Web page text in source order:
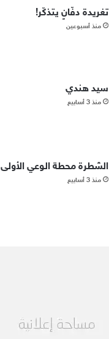
تغريدة دفّانٍ يتذكّر!
منذ أسبوعين
سيد هندي
منذ 3 أسابيع
الشطرة محطة الوعي الأولى
منذ 3 أسابيع